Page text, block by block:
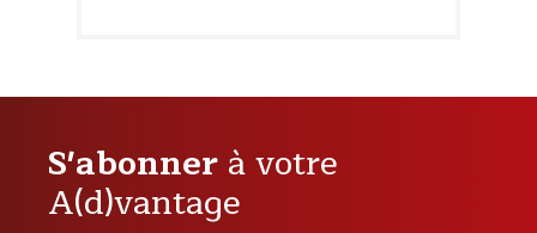
S'abonnerà votre
A(d)vantage